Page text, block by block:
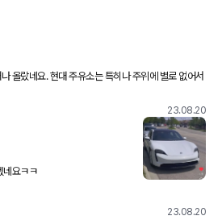
. 현대 주유소는 특히나 주위에 별로 없어서
23.08.20
네요ㅋㅋ
23.08.20